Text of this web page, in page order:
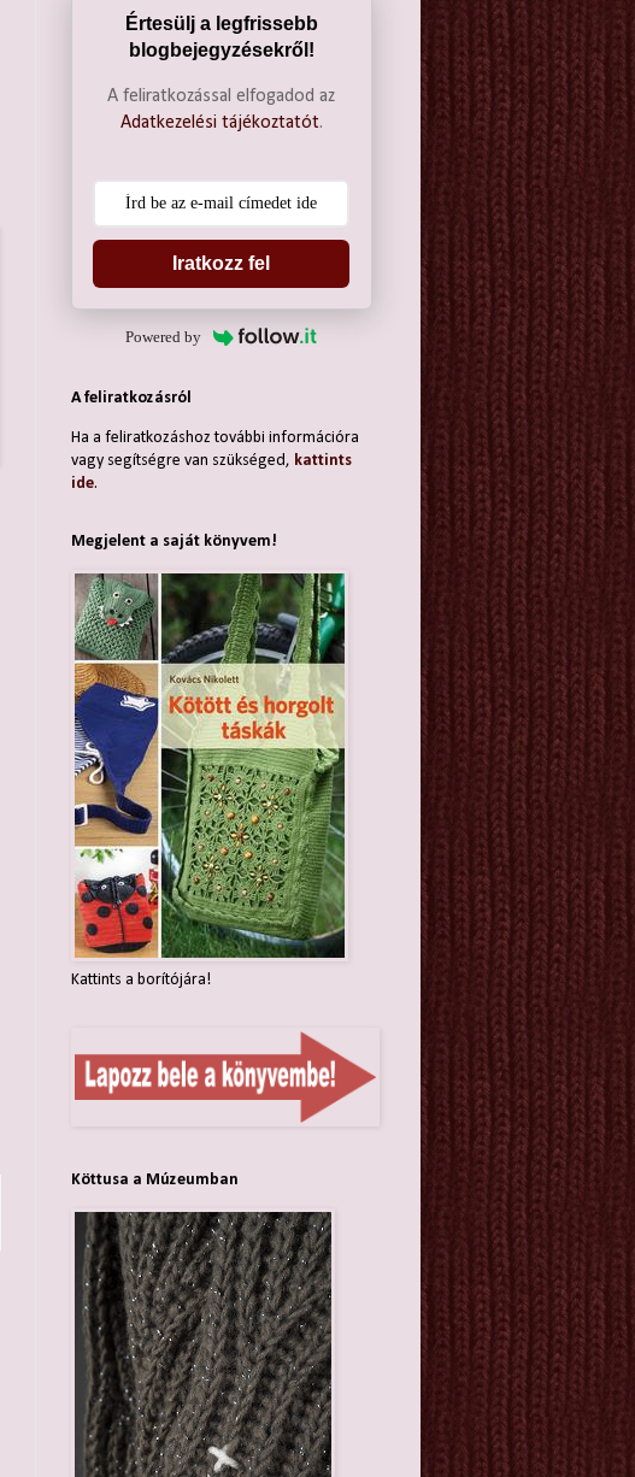
Értesülj a legfrissebb
blogbejegyzésekről!
A feliratkozással elfogadod az
Adatkezelési tájékoztatót.
Iratkozz fel
Powered by
A feliratkozásról
Ha a feliratkozáshoz további információra
vagy segítségre van szükséged, kattints
ide.
Megjelent a saját könyvem!
Kattints a borítójára!
Köttusa a Múzeumban